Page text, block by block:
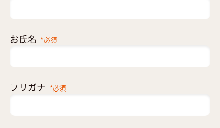
お氏名 *必須
フリガナ *必須